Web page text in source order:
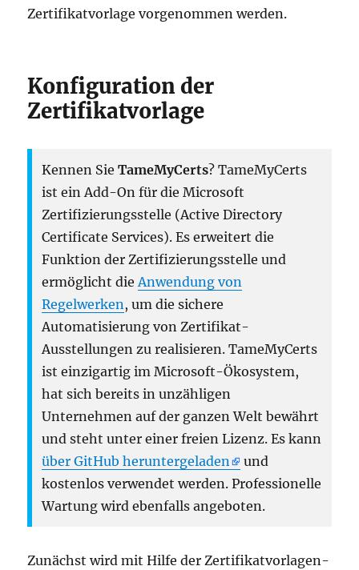
Zertifikatvorlage vorgenommen werden.
Konfiguration der
Zertifikatvorlage
Kennen SieTameMyCerts? TameMyCerts
ist ein Add-On für die Microsoft
Zertifizierungsstelle (Active Directory
Certificate Services). Es erweitert die
Funktion der Zertifizierungsstelle und
ermöglicht dieAnwendung von
Regelwerken, um die sichere
Automatisierung von Zertifikat-
Ausstellungen zu realisieren. TameMyCerts
ist einzigartig im Microsoft-Ökosystem,
hat sich bereits in unzähligen
Unternehmen auf der ganzen Welt bewährt
und steht unter einer freien Lizenz. Es kann
über GitHub heruntergeladen
und
kostenlos verwendet werden. Professionelle
Wartung wird ebenfalls angeboten.
Zunächst wird mit Hilfe der Zertifikatvorlagen-